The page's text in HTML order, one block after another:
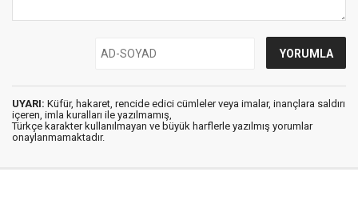
UYARI: Küfür, hakaret, rencide edici cümleler veya imalar, inançlara saldırı
içeren, imla kuralları ile yazılmamış,
Türkçe karakter kullanılmayan ve büyük harflerle yazılmış yorumlar
onaylanmamaktadır.